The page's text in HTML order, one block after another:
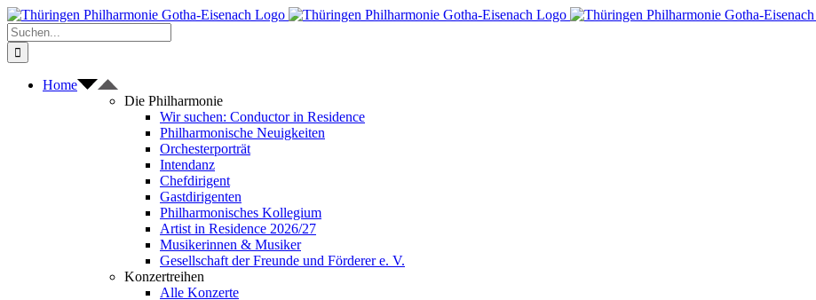
Zum
Inhalt
springen
Suche
nach:
Home
Die Philharmonie
Wir suchen: Conductor in Residence
Philharmonische Neuigkeiten
Orchesterporträt
Intendanz
Chefdirigent
Gastdirigenten
Philharmonisches Kollegium
Artist in Residence 2026/27
Musikerinnen & Musiker
Gesellschaft der Freunde und Förderer e. V.
Konzertreihen
Alle Konzerte